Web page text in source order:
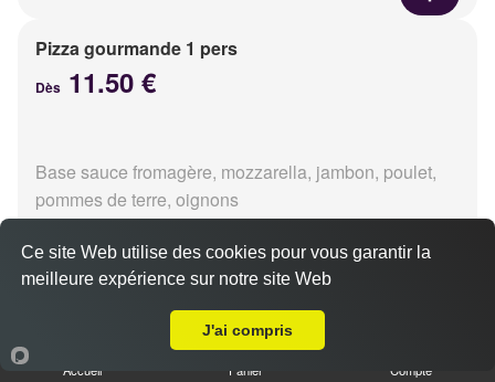
Pizza gourmande 1 pers
Dès 11.50 €
Base sauce fromagère, mozzarella, jambon, poulet,
pommes de terre, oignons
11.50 €
Accueil Panier Compte
Ce site Web utilise des cookies pour vous garantir la
meilleure expérience sur notre site Web
J'ai compris